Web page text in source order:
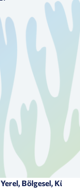
Yerel, Bölgesel,